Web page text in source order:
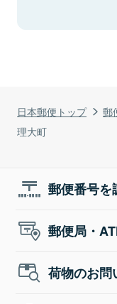
日本郵便トップ 郵
理大町
郵便番号を
郵便局・
荷物のお問